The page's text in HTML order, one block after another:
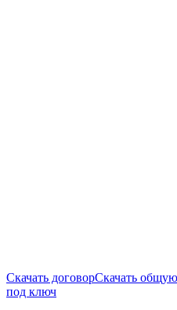
Скачать договорСкачать
под ключ